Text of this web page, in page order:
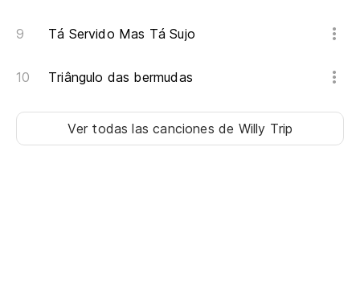
Tá Servido Mas Tá Sujo
Triângulo das bermudas
Ver todas las canciones de Willy Trip